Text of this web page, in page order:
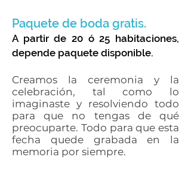
Paquete de boda gratis.
A partir de 20 ó 25 habitaciones,
depende paquete disponible.
Creamos la ceremonia y la
celebración, tal como lo
imaginaste y resolviendo todo
para que no tengas de qué
preocuparte. Todo para que esta
fecha quede grabada en la
memoria por siempre.